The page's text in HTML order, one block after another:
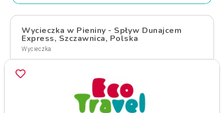
Wycieczka w Pieniny - Spływ Dunajcem
Express, Szczawnica, Polska
Wycieczka